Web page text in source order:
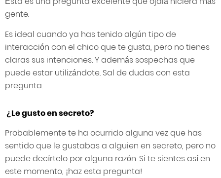
gente.
Es ideal cuando ya has tenido algún tipo de
interacción con el chico que te gusta, pero no tienes
claras sus intenciones. Y además sospechas que
puede estar utilizándote. Sal de dudas con esta
pregunta.
¿Le gusto en secreto?
Probablemente te ha ocurrido alguna vez que has
sentido que le gustabas a alguien en secreto, pero no
puede decírtelo por alguna razón. Si te sientes así en
este momento, ¡haz esta pregunta!